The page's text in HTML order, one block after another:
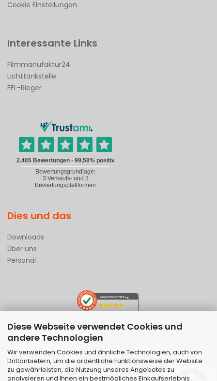
Diese Webseite verwendet Cookies und
andere Technologien
Wir verwenden Cookies und ähnliche Technologien, auch von
Drittanbietern, um die ordentliche Funktionsweise der Website
zu gewährleisten, die Nutzung unseres Angebotes zu
analysieren und Ihnen ein bestmögliches Einkaufserlebnis
Cookie Einstellungen
Interessante Links
Filmmanufaktur24
Lichttankstelle
FFL-Rieger
Dies und das
Downloads
Über uns
Personal
AUSGEZEICHNET.org
SEHR GUT
4.94
ebay.de
Hinweis zu den Bewertungen